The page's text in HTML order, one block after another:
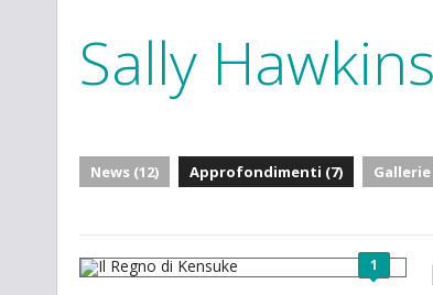
Sally Hawkins
News (12) Approfondimenti (7) Gallerie
1